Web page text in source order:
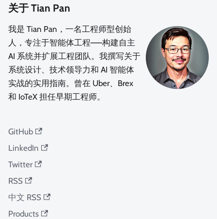
关于 Tian Pan
我是 Tian Pan，一名工程师型创始
人，专注于智能体工程——构建自主
AI 系统并扩展工程团队。我撰写关于
系统设计、技术领导力和 AI 智能体
实战的实用指南。曾在 Uber、Brex
和 IoTeX 担任早期工程师。
GitHub
LinkedIn
Twitter
RSS
中文 RSS
Products